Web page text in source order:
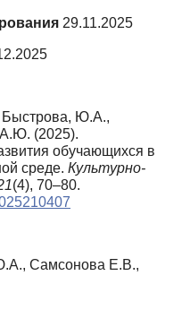
29.11.2025
Ю.А.,
(2025).
обучающихся в
среде. Культурно-
(4), 70–80.
Самсонова Е.В.,